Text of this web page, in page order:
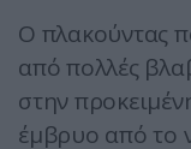
Ο πλακούντας
από πολλές
στην
έμβρυο από το